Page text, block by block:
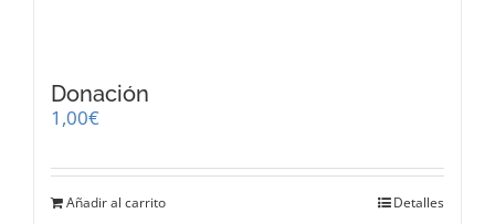
Donación
1,00€
Añadir al carrito Detalles